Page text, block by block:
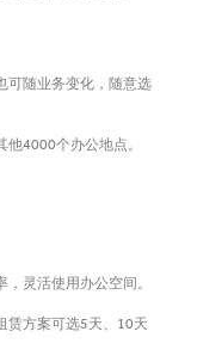
可随业务变化，随意选
4000个办公地点。
灵活使用办公空间。
赁方案可选5天、10天